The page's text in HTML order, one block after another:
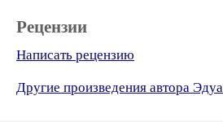
Рецензии
Написать рецензию
Другие произведения автора